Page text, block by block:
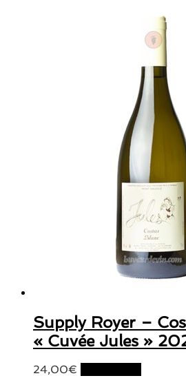
Supply Royer –
« Cuvée Jules »
24,00€